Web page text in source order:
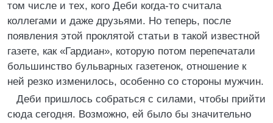
том числе и тех, кого Деби когда-то считала
коллегами и даже друзьями. Но теперь, после
появления этой проклятой статьи в такой известной
газете, как «Гардиан», которую потом перепечатали
большинство бульварных газетенок, отношение к
ней резко изменилось, особенно со стороны мужчин.
Деби пришлось собраться с силами, чтобы прийти
сюда сегодня. Возможно, ей было бы значительно